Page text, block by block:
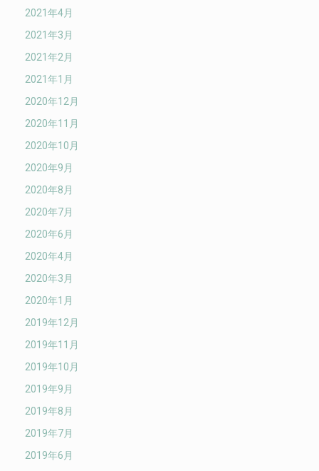
2021年4月
2021年3月
2021年2月
2021年1月
2020年12月
2020年11月
2020年10月
2020年9月
2020年8月
2020年7月
2020年6月
2020年4月
2020年3月
2020年1月
2019年12月
2019年11月
2019年10月
2019年9月
2019年8月
2019年7月
2019年6月